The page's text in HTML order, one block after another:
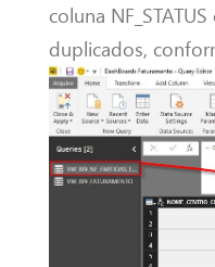
coluna
duplicados,